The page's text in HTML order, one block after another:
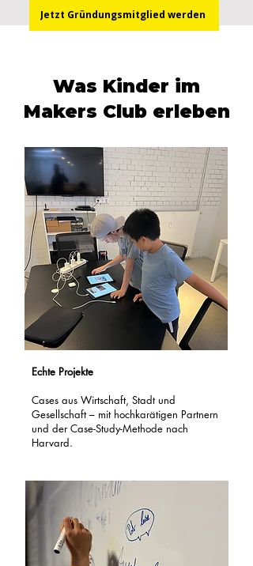
Jetzt Gründungsmitglied werden
Was Kinder im
Makers Club erleben
Echte Projekte
Cases aus Wirtschaft, Stadt und
Gesellschaft – mit hochkarätigen Partnern
und der Case-Study-Methode nach
Harvard.